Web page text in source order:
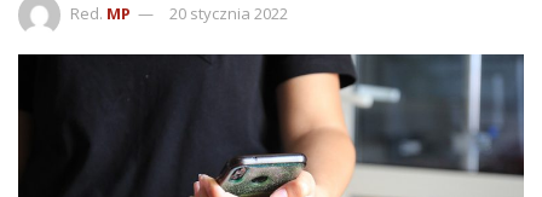
Red. MP 20 stycznia 2022